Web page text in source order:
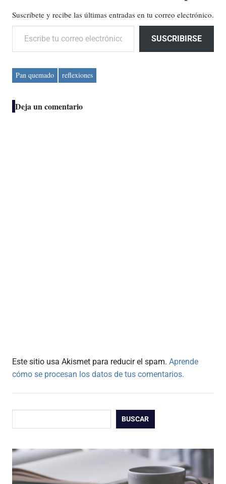
Suscríbete y recibe las últimas entradas en tu correo electrónico.
Escribe tu correo electrónico…
SUSCRIBIRSE
Pan quemado reflexiones
Deja un comentario
Este sitio usa Akismet para reducir el spam. Aprende
cómo se procesan los datos de tus comentarios.
BUSCAR